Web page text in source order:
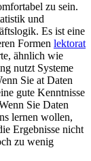
zu sein.
und
Es ist eine
Formen lektorat
ähnlich wie
nutzt Systeme
Sie at Daten
gute Kenntnisse
Sie Daten
lernen wollen,
Ergebnisse nicht
zu wenig